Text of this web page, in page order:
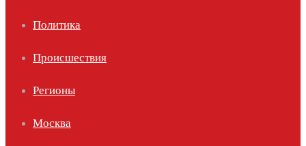
Политика
Происшествия
Регионы
Москва